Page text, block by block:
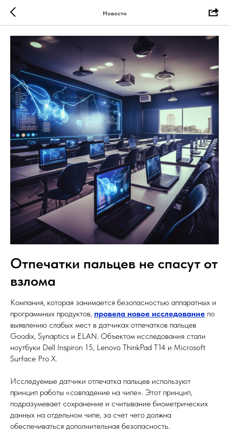
Новости
Отпечатки пальцев не спасут от
взлома
Компания, которая занимается безопасностью аппаратных и
программных продуктов, провела новое исследование по
выявлению слабых мест в датчиках отпечатков пальцев
Goodix, Synaptics и ELAN. Объектом исследования стали
ноутбуки Dell Inspiron 15, Lenovo ThinkPad T14 и Microsoft
Surface Pro X.
Исследуемые датчики отпечатка пальцев используют
принцип работы «совпадение на чипе». Этот принцип,
подразумевает сохранение и считывание биометрических
данных на отдельном чипе, за счет чего должна
обеспечиваться дополнительная безопасность.